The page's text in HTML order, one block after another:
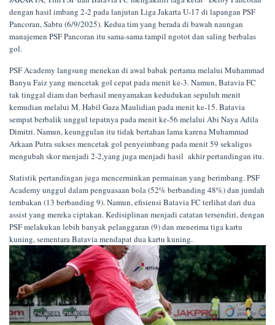
dengan hasil imbang 2-2 pada lanjutan Liga Jakarta U-17 di lapangan PSF
Pancoran, Sabtu (6/9/2025). Kedua tim yang berada di bawah naungan
manajemen PSF Pancoran itu sama-sama tampil ngotot dan saling berbalas
gol.
PSF Academy langsung menekan di awal babak pertama melalui Muhammad
Banyu Faiz yang mencetak gol cepat pada menit ke-3. Namun, Batavia FC
tak tinggal diam dan berhasil menyamakan kedudukan sepuluh menit
kemudian melalui M. Habil Gaza Maulidian pada menit ke-15. Batavia
sempat berbalik unggul tepatnya pada menit ke-56 melalui Abi Naya Adila
Dimitri. Namun, keunggulan itu tidak bertahan lama karena Muhammad
Arkaan Putra sukses mencetak gol penyeimbang pada menit 59 sekaligus
mengubah skor menjadi 2-2,yang juga menjadi hasil akhir pertandingan itu.
Statistik pertandingan juga mencerminkan permainan yang berimbang. PSF
Academy unggul dalam penguasaan bola (52% berbanding 48%) dan jumlah
tembakan (13 berbanding 9). Namun, efisiensi Batavia FC terlihat dari dua
assist yang mereka ciptakan. Kedisiplinan menjadi catatan tersendiri, dengan
PSF melakukan lebih banyak pelanggaran (9) dan menerima tiga kartu
kuning, sementara Batavia mendapat dua kartu kuning.